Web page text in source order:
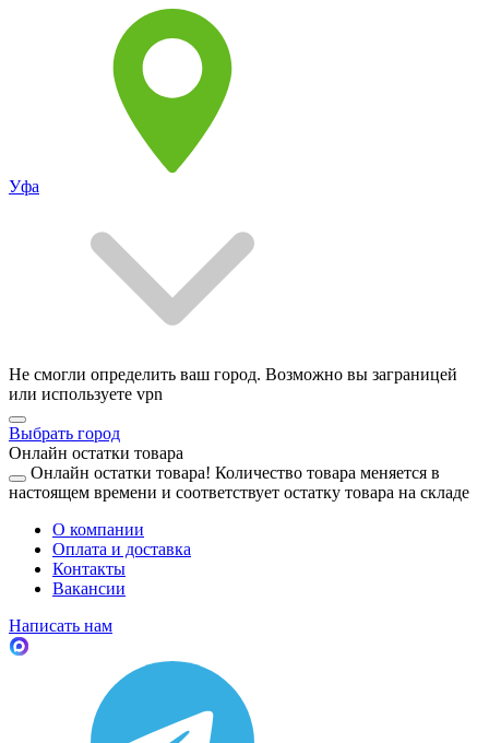
Уфа
Не смогли определить ваш город. Возможно вы заграницей
или используете vpn
Выбрать город
Онлайн остатки товара
Онлайн остатки товара! Количество товара меняется в
настоящем времени и соответствует остатку товара на складе
О компании
Оплата и доставка
Контакты
Вакансии
Написать нам